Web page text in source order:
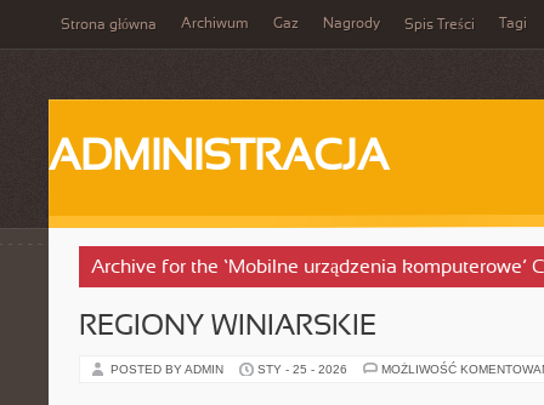
Strona główna Archiwum Gaz Nagrody Spis Treści Tagi
ADMINISTRACJA
Archive for the ‘Mobilne urządzenia komputerowe’
REGIONY WINIARSKIE
POSTED BY ADMIN STY - 25 - 2026 MOŻLIWOŚĆ